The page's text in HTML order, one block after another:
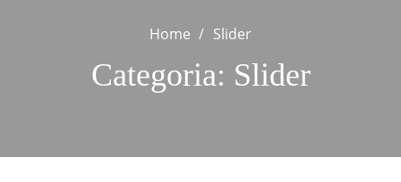
Home Slider
Categoria: Slider